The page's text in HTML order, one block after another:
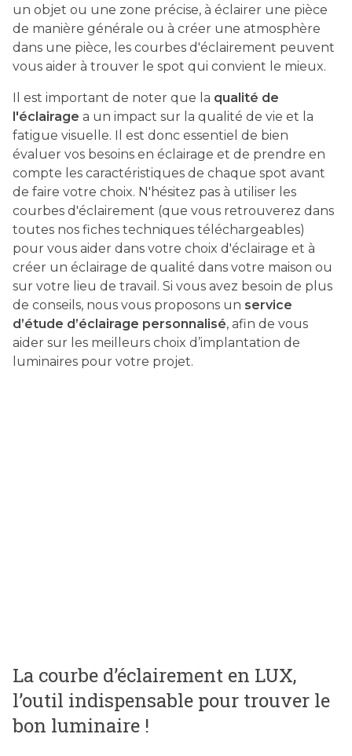
un objet ou une zone précise, à éclairer une pièce
de manière générale ou à créer une atmosphère
dans une pièce, les courbes d'éclairement peuvent
vous aider à trouver le spot qui convient le mieux.
Il est important de noter que la qualité de
l'éclairage a un impact sur la qualité de vie et la
fatigue visuelle. Il est donc essentiel de bien
évaluer vos besoins en éclairage et de prendre en
compte les caractéristiques de chaque spot avant
de faire votre choix. N'hésitez pas à utiliser les
courbes d'éclairement (que vous retrouverez dans
toutes nos fiches techniques téléchargeables)
pour vous aider dans votre choix d'éclairage et à
créer un éclairage de qualité dans votre maison ou
sur votre lieu de travail. Si vous avez besoin de plus
de conseils, nous vous proposons un service
d’étude d’éclairage personnalisé, afin de vous
aider sur les meilleurs choix d’implantation de
luminaires pour votre projet.
La courbe d’éclairement en LUX,
l’outil indispensable pour trouver le
bon luminaire !